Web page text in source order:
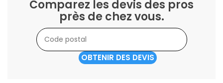
Comparez les devis des pros
près de chez vous.
OBTENIR DES DEVIS